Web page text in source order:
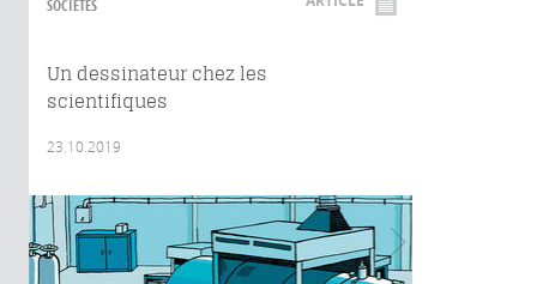
SOCIÉTÉS
Un dessinateur chez les
scientifiques
23.10.2019